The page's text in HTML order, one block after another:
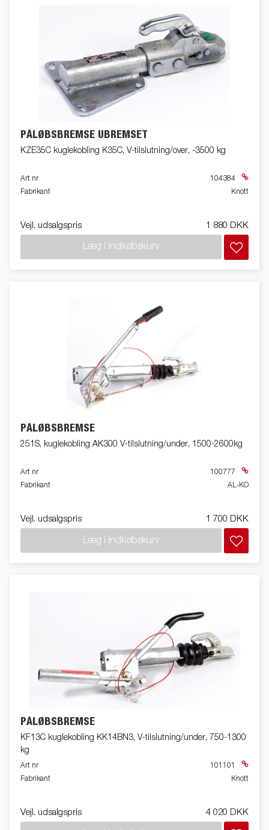
PÅLØBSBREMSE UBREMSET
KZE35C kuglekobling K35C, V-tilslutning/over, -3500 kg
Art nr
104384
Fabrikant
Knott
Vejl. udsalgspris 1 880 DKK
Læg i indkøbskurv
PÅLØBSBREMSE
251S, kuglekobling AK300 V-tilslutning/under, 1500-2600kg
Art nr
100777
Fabrikant
AL-KO
Vejl. udsalgspris 1 700 DKK
Læg i indkøbskurv
PÅLØBSBREMSE
KF13C kuglekobling KK14BN3, V-tilslutning/under, 750-1300
kg
Art nr
101101
Fabrikant
Knott
Vejl. udsalgspris 4 020 DKK